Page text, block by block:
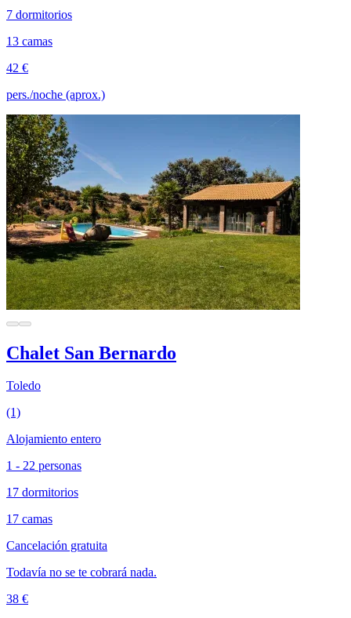
7 dormitorios
13 camas
42 €
pers./noche (aprox.)
Chalet San Bernardo
Toledo
(1)
Alojamiento entero
1 - 22 personas
17 dormitorios
17 camas
Cancelación gratuita
Todavía no se te cobrará nada.
38 €